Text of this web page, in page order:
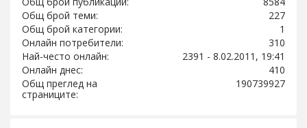
Общ брой теми:
227
Общ брой категории:
1
Онлайн потребители:
310
Най-често онлайн:
2391 - 8.02.2011, 19:41
Онлайн днес:
410
Общ преглед на
страниците:
190739927